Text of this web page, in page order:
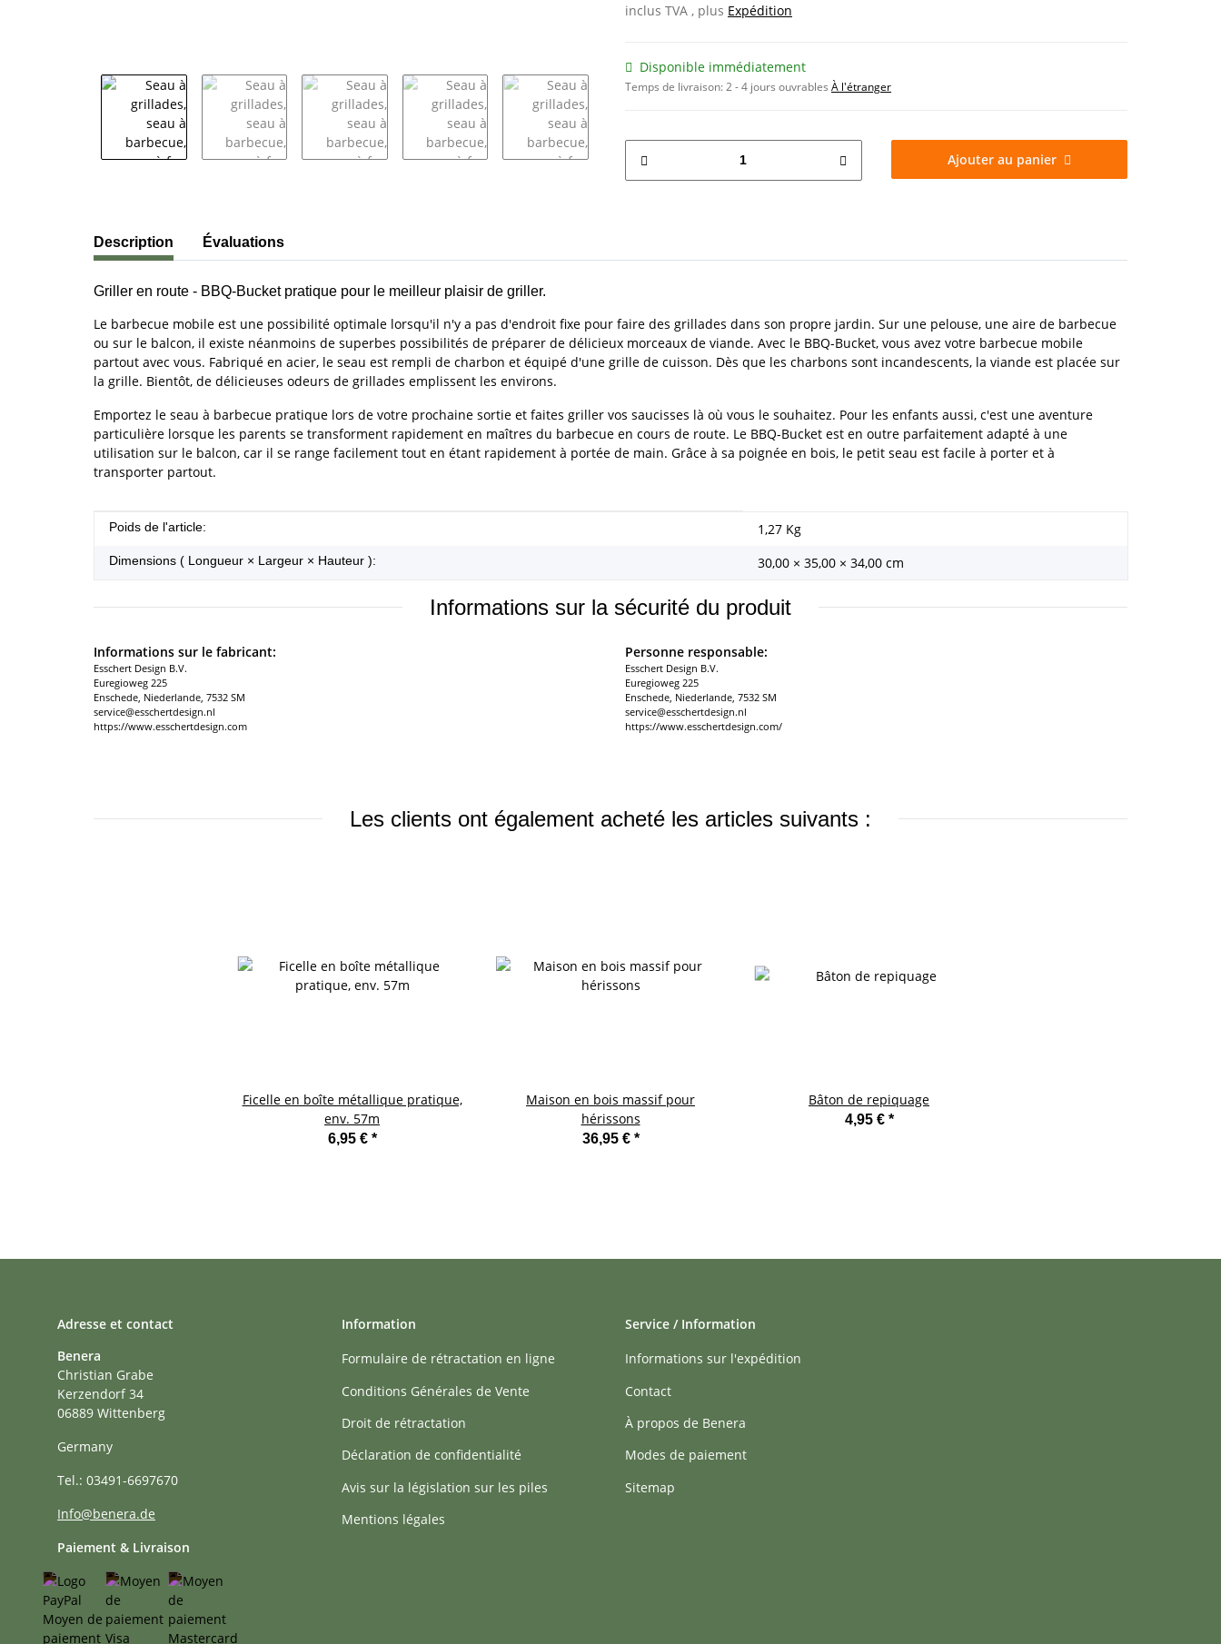
inclus TVA , plus Expédition
Disponible immédiatement
Temps de livraison:2 - 4 jours ouvrables À l'étranger
Ajouter au panier
#productDetails.showMoreTabs#
Description Évaluations
Griller en route - BBQ-Bucket pratique pour le meilleur plaisir de griller.
Le barbecue mobile est une possibilité optimale lorsqu'il n'y a pas d'endroit fixe pour faire des grillades dans son propre jardin. Sur une pelouse, une aire de barbecue
ou sur le balcon, il existe néanmoins de superbes possibilités de préparer de délicieux morceaux de viande. Avec le BBQ-Bucket, vous avez votre barbecue mobile
partout avec vous. Fabriqué en acier, le seau est rempli de charbon et équipé d'une grille de cuisson. Dès que les charbons sont incandescents, la viande est placée sur
la grille. Bientôt, de délicieuses odeurs de grillades emplissent les environs.
Emportez le seau à barbecue pratique lors de votre prochaine sortie et faites griller vos saucisses là où vous le souhaitez. Pour les enfants aussi, c'est une aventure
particulière lorsque les parents se transforment rapidement en maîtres du barbecue en cours de route. Le BBQ-Bucket est en outre parfaitement adapté à une
utilisation sur le balcon, car il se range facilement tout en étant rapidement à portée de main. Grâce à sa poignée en bois, le petit seau est facile à porter et à
transporter partout.
#productDetails.itemInformation#
#productDetails.itemValue#
Poids de l'article: 1,27 Kg
Dimensions ( Longueur × Largeur × Hauteur ): 30,00 × 35,00 × 34,00 cm
Informations sur la sécurité du produit
Informations sur le fabricant:
Esschert Design B.V.
Euregioweg 225
Enschede, Niederlande, 7532 SM
service@esschertdesign.nl
https://www.esschertdesign.com
Personne responsable:
Esschert Design B.V.
Euregioweg 225
Enschede, Niederlande, 7532 SM
service@esschertdesign.nl
https://www.esschertdesign.com/
Les clients ont également acheté les articles suivants :
Ficelle en boîte métallique pratique,
env. 57m
6,95 € *
Maison en bois massif pour
hérissons
36,95 € *
Bâton de repiquage
4,95 € *
Adresse et contact
Benera
Christian Grabe
Kerzendorf 34
06889 Wittenberg
Germany
Tel.: 03491-6697670
Info@benera.de
Paiement & Livraison
Information
Formulaire de rétractation en ligne
Conditions Générales de Vente
Droit de rétractation
Déclaration de confidentialité
Avis sur la législation sur les piles
Mentions légales
Service / Information
Informations sur l'expédition
Contact
À propos de Benera
Modes de paiement
Sitemap